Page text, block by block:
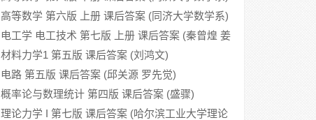
高等数学 第六版 上册 课后答案 (同济大学数学系)
电工学 电工技术 第七版 上册 课后答案 (秦曾煌 姜
三勇)
材料力学1 第五版 课后答案 (刘鸿文)
电路 第五版 课后答案 (邱关源 罗先觉)
概率论与数理统计 第四版 课后答案 (盛骤)
理论力学 I 第七版 课后答案 (哈尔滨工业大学理论